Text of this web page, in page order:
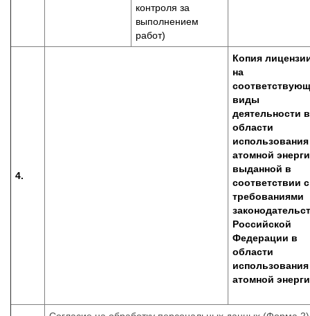
контроля за
выполнением
работ)
4.
Копия
на
виды
деятельности в
области
использования
атомной
выданной в
соответствии с
требованиями
Российской
Федерации в
области
использования
атомной